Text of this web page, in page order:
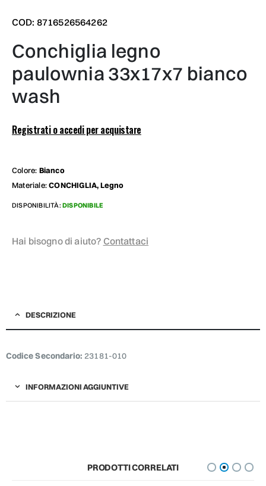
COD: 8716526564262
conchiglia legno
paulownia 33x17x7 bianco
wash
Registrati o accedi per acquistare
Colore: Bianco
Materiale:CONCHIGLIA, Legno
DISPONIBILITÀ: DISPONIBILE
Hai bisogno di aiuto? Contattaci
DESCRIZIONE
Codice Secondario: 23181-010
INFORMAZIONI AGGIUNTIVE
PRODOTTI CORRELATI